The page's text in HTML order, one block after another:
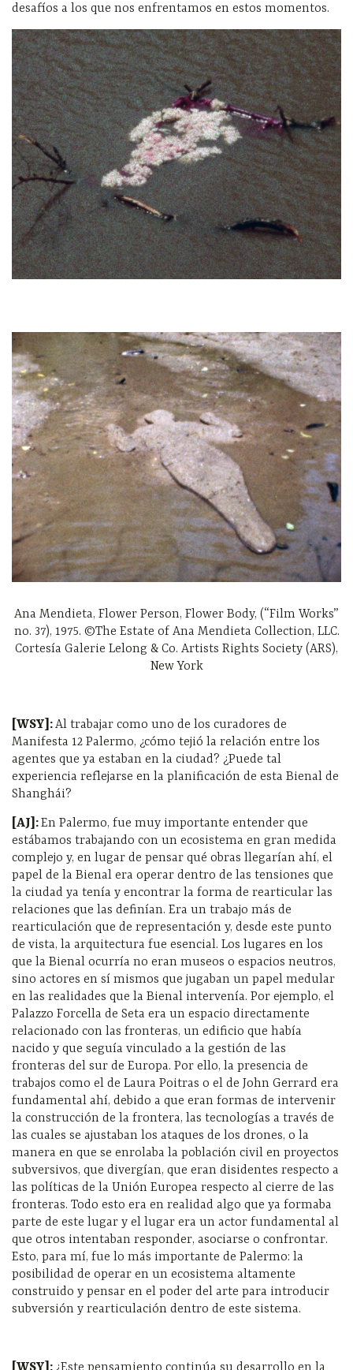
desafíos a los que nos enfrentamos en estos momentos.
Ana Mendieta, Flower Person, Flower Body, (“Film Works”
no. 37), 1975. ©The Estate of Ana Mendieta Collection, LLC.
Cortesía Galerie Lelong & Co. Artists Rights Society (ARS),
New York
[WSY]:Al trabajar como uno de los curadores de
Manifesta 12 Palermo, ¿cómo tejió la relación entre los
agentes que ya estaban en la ciudad? ¿Puede tal
experiencia reflejarse en la planificación de esta Bienal de
Shanghái?
[AJ]:En Palermo, fue muy importante entender que
estábamos trabajando con un ecosistema en gran medida
complejo y, en lugar de pensar qué obras llegarían ahí, el
papel de la Bienal era operar dentro de las tensiones que
la ciudad ya tenía y encontrar la forma de rearticular las
relaciones que las definían. Era un trabajo más de
rearticulación que de representación y, desde este punto
de vista, la arquitectura fue esencial. Los lugares en los
que la Bienal ocurría no eran museos o espacios neutros,
sino actores en sí mismos que jugaban un papel medular
en las realidades que la Bienal intervenía. Por ejemplo, el
Palazzo Forcella de Seta era un espacio directamente
relacionado con las fronteras, un edificio que había
nacido y que seguía vinculado a la gestión de las
fronteras del sur de Europa. Por ello, la presencia de
trabajos como el de Laura Poitras o el de John Gerrard era
fundamental ahí, debido a que eran formas de intervenir
la construcción de la frontera, las tecnologías a través de
las cuales se ajustaban los ataques de los drones, o la
manera en que se enrolaba la población civil en proyectos
subversivos, que divergían, que eran disidentes respecto a
las políticas de la Unión Europea respecto al cierre de las
fronteras. Todo esto era en realidad algo que ya formaba
parte de este lugar y el lugar era un actor fundamental al
que otros intentaban responder, asociarse o confrontar.
Esto, para mí, fue lo más importante de Palermo: la
posibilidad de operar en un ecosistema altamente
construido y pensar en el poder del arte para introducir
subversión y rearticulación dentro de este sistema.